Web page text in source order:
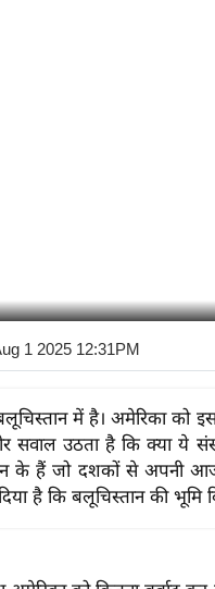
1 2025 12:31PM
में है। अमेरिका को
सवाल उठता है कि क्या ये
के हैं जो दशकों से अपनी
है कि बलूचिस्तान की भूमि